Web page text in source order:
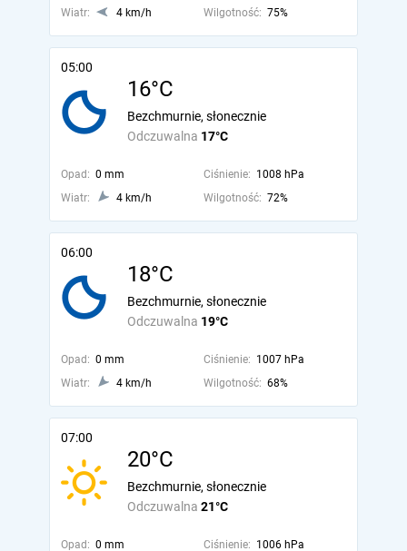
Wiatr:
4 km/h Wilgotność: 75%
05:00
16°C
Odczuwalna 17°C
Bezchmurnie, słonecznie
Opad: 0 mm Ciśnienie: 1008 hPa
Wiatr:
4 km/h Wilgotność: 72%
06:00
18°C
Odczuwalna 19°C
Bezchmurnie, słonecznie
Opad: 0 mm Ciśnienie: 1007 hPa
Wiatr:
4 km/h Wilgotność: 68%
07:00
20°C
Odczuwalna 21°C
Bezchmurnie, słonecznie
Opad: 0 mm Ciśnienie: 1006 hPa